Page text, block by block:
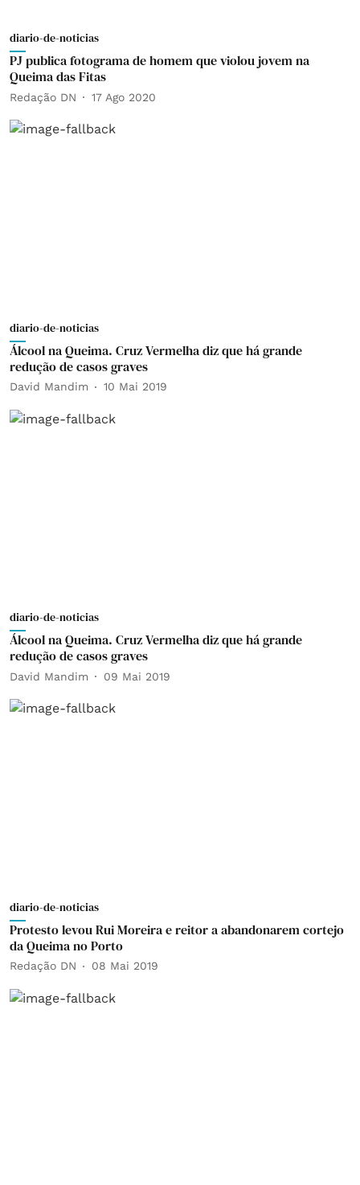
diario-de-noticias
PJ publica fotograma de homem que violou jovem na
Queima das Fitas
Redação DN 17 Ago 2020
diario-de-noticias
Álcool na Queima. Cruz Vermelha diz que há grande
redução de casos graves
David Mandim 10 Mai 2019
diario-de-noticias
Álcool na Queima. Cruz Vermelha diz que há grande
redução de casos graves
David Mandim 09 Mai 2019
diario-de-noticias
Protesto levou Rui Moreira e reitor a abandonarem cortejo
da Queima no Porto
Redação DN 08 Mai 2019